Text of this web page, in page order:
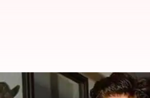
बेहद आलीशान है शाहरुख